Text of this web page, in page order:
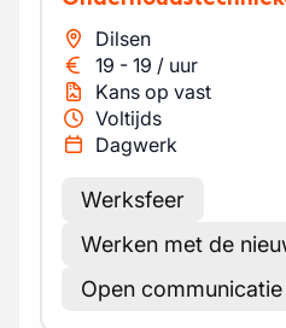
Dilsen
19 - 19 / uur
Kans op vast
Voltijds
Dagwerk
Werksfeer
Werken met de
Open communicatie